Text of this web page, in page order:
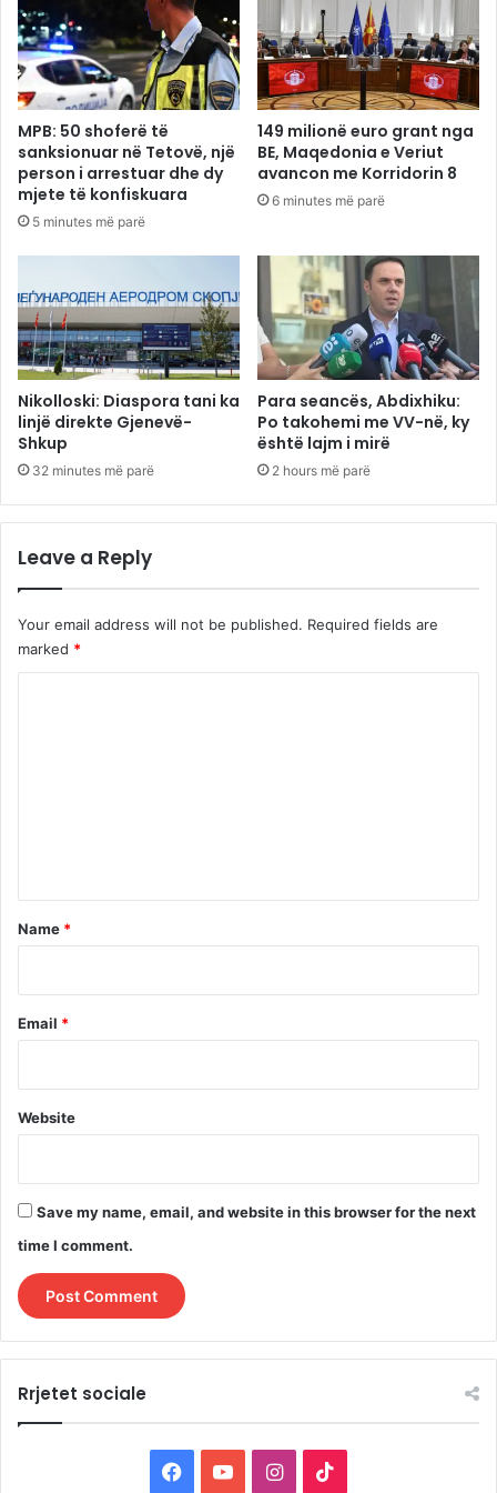
MPB: 50 shoferë të
sanksionuar në Tetovë, një
person i arrestuar dhe dy
mjete të konfiskuara
5 minutes më parë
149 milionë euro grant nga
BE, Maqedonia e Veriut
avancon me Korridorin 8
6 minutes më parë
Nikolloski: Diaspora tani ka
linjë direkte Gjenevë-
Shkup
32 minutes më parë
Para seancës, Abdixhiku:
Po takohemi me VV-në, ky
është lajm i mirë
2 hours më parë
Leave a Reply
Your email address will not be published. Required fields are
marked *
*
Name *
Email *
Website
Save my name, email, and website in this browser for the next
time I comment.
Rrjetet sociale
I